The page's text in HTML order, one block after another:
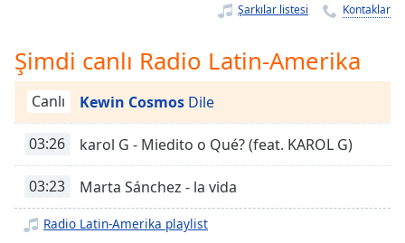
Descriptions
descriptions
off,
selected
subtitles
settings,
opens
Şarkılar listesi Kontaklar
Şimdi canlı Radio Latin-Amerika
Canlı Kewin Cosmos Dile
03:26 karol G - Miedito o Qué? (feat. KAROL G)
03:23 Marta Sánchez - la vida
Radio Latin-Amerika playlist